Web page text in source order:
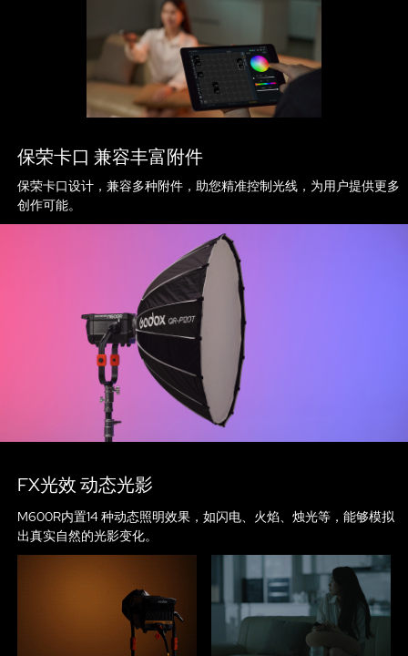
保荣卡口 兼容丰富附件
保荣卡口设计，兼容多种附件，助您精准控制光线，为用户提供更多
创作可能。
FX光效 动态光影
M600R内置14 种动态照明效果，如闪电、火焰、烛光等，能够模拟
出真实自然的光影变化。